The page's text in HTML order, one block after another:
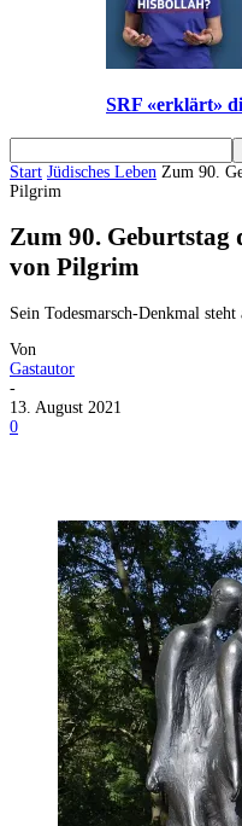
SRF «erklärt»
Start Jüdisches Leben Zum 90.
Pilgrim
Zum 90. Geburtstag
von Pilgrim
Sein Todesmarsch-Denkmal steht
Von
Gastautor
-
13. August 2021
0